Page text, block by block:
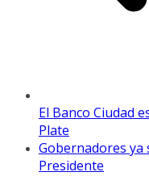
El Banco Ciudad
Plate
Gobernadores ya
Presidente